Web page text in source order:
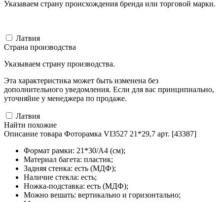
Указаваем страну происхождения бренда или торговой марки.
Латвия
Страна производства
Указываем страну производства.
Эта характеристика может быть изменена без
дополнительного уведомления. Если для вас принципиально,
уточняйие у менеджера по продаже.
Латвия
Найти похожие
Описание товара Фоторамка VI3527 21*29,7 арт. [43387]
Формат рамки: 21*30/А4 (см);
Материал багета: пластик;
Задняя стенка: есть (МДФ);
Наличие стекла: есть;
Ножка-подставка: есть (МДФ);
Можно вешать: вертикально и горизонтально;